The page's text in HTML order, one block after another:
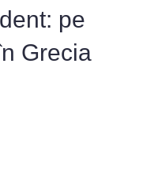
pe
Grecia